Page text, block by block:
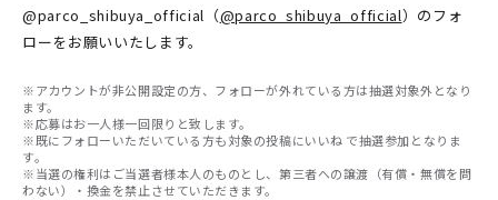
@parco_shibuya_official（@parco_shibuya_official）のフォ
ローをお願いいたします。
※アカウントが非公開設定の方、フォローが外れている方は抽選対象外となり
ます。
※応募はお一人様一回限りと致します。
※既にフォローいただいている方も対象の投稿にいいね で抽選参加となりま
す。
※当選の権利はご当選者様本人のものとし、第三者への譲渡（有償・無償を問
わない）・換金を禁止させていただきます。